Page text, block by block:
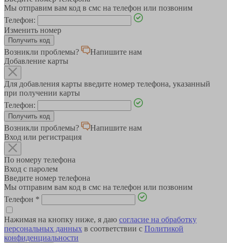
Мы отправим вам код в смс на телефон или позвоним
Телефон:
Изменить номер
Возникли проблемы?
Напишите нам
Добавление карты
Для добавления карты введите номер телефона, указанный
при получении карты
Телефон:
Возникли проблемы?
Напишите нам
Вход или регистрация
По номеру телефона
Вход с паролем
Введите номер телефона
Мы отправим вам код в смс на телефон или позвоним
Телефон *
Нажимая на кнопку ниже, я даю согласие на обработку
персональных данных в соответствии с Политикой
конфиденциальности